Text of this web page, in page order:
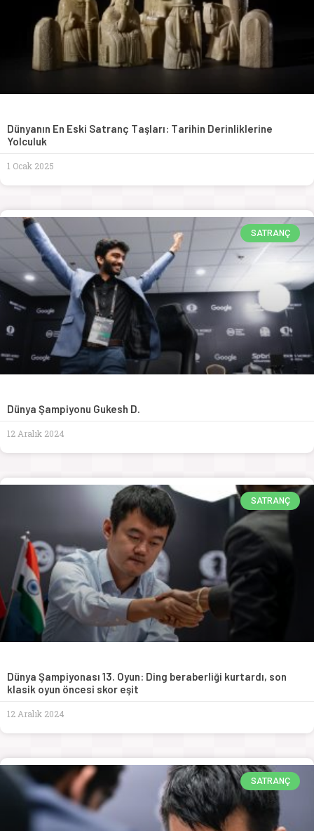
Dünyanın En Eski Satranç Taşları: Tarihin Derinliklerine
Yolculuk
1 Ocak 2025
SATRANÇ
Dünya Şampiyonu Gukesh D.
12 Aralık 2024
SATRANÇ
Dünya Şampiyonası 13. Oyun: Ding beraberliği kurtardı, son
klasik oyun öncesi skor eşit
12 Aralık 2024
SATRANÇ